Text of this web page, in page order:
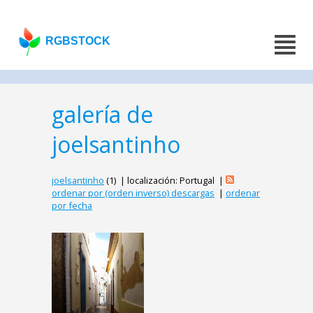
RGBSTOCK
galería de
joelsantinho
joelsantinho (1) | localización: Portugal |
ordenar por (orden inverso) descargas | ordenar
por fecha